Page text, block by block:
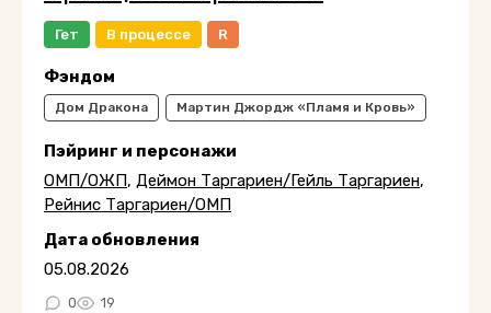
Гет В процессе R
Фэндом
Дом Дракона Мартин Джордж «Пламя и Кровь»
Пэйринг и персонажи
ОМП/ОЖП, Деймон Таргариен/Гейль Таргариен,
Рейнис Таргариен/ОМП
Дата обновления
05.08.2026
0 19